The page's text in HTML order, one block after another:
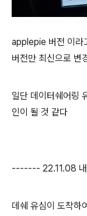
applepie 버전 이라
버전만 최신으로 변
일단 데이터쉐어링
인이 될 것 같다
------- 22.11.08
데쉐 유심이 도착하